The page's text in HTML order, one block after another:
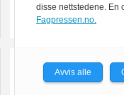
disse nettstedene. En
Fagpressen.no.
Avvis alle